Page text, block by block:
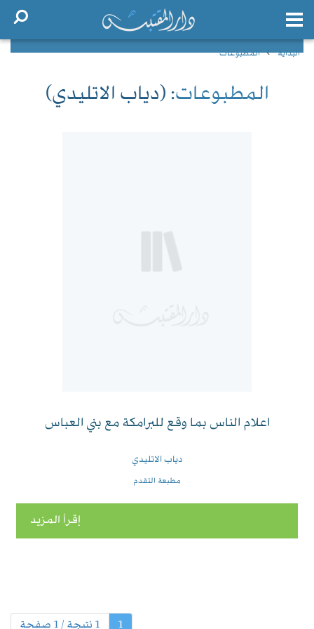
البداية المطبوعات
المطبوعات: (دياب الاتليدي)
اعلام الناس بما وقع للبرامكة مع بني العباس
دياب الاتليدي
مطبعة التقدم
إقرأ المزيد
1 نتيجة / 1 صفحة 1 (الحالية)